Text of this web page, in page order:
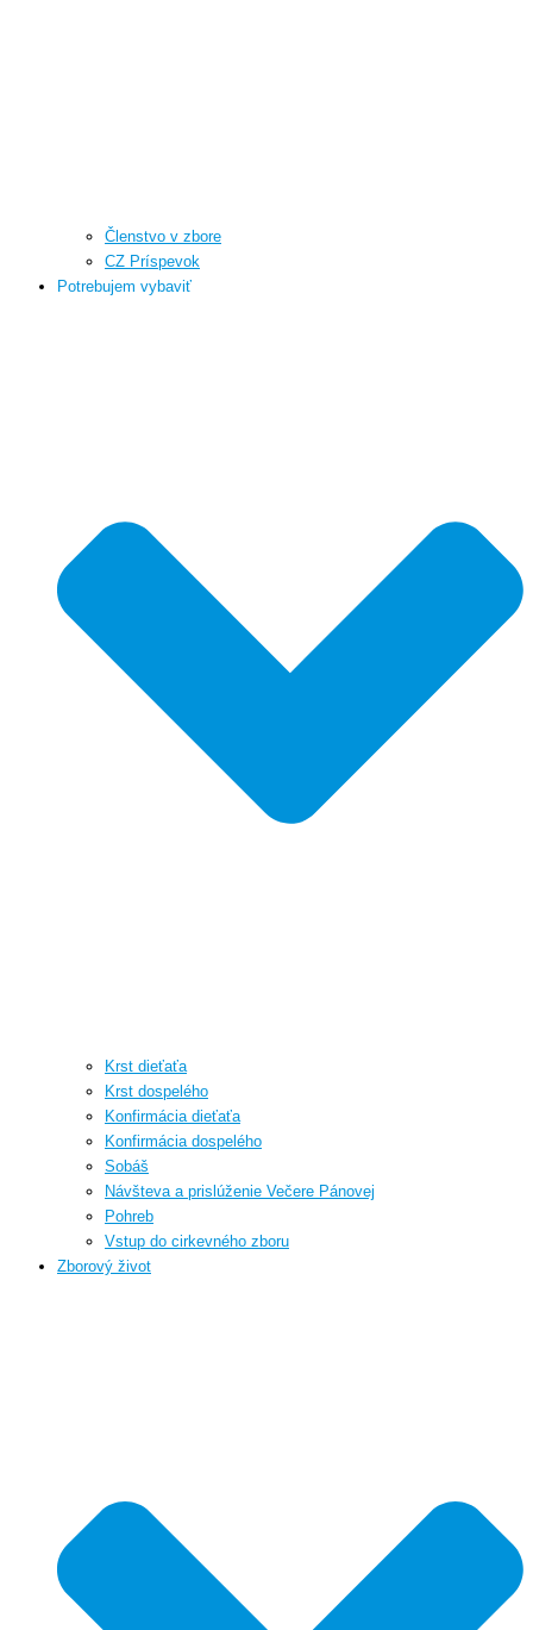
Členstvo v zbore
CZ Príspevok
Potrebujem vybaviť
Krst dieťaťa
Krst dospelého
Konfirmácia dieťaťa
Konfirmácia dospelého
Sobáš
Návšteva a prislúženie Večere Pánovej
Pohreb
Vstup do cirkevného zboru
Zborový život